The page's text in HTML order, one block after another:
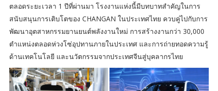
ตลอดระยะเวลา 1 ปีที่ผ่านมา โรงงานแห่งนี้มีบทบาทสำคัญในการ
สนับสนุนการเติบโตของ CHANGAN ในประเทศไทย ควบคู่ไปกับการ
พัฒนาอุตสาหกรรมยานยนต์พลังงานใหม่ การสร้างงานกว่า 30,000
ตำแหน่งตลอดห่วงโซ่อุปทานภายในประเทศ และการถ่ายทอดความรู้
ด้านเทคโนโลยี และนวัตกรรมจากประเทศจีนสู่บุคลากรไทย